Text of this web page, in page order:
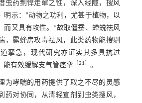
虫药剽悍走窜之性，深入经隧，搜风
明示：“动物之功利，尤甚于植物，以
而又具有攻性。”故取僵蚕、蝉蜕祛风
，露蜂房攻毒祛风，此类药物能搜剔
挛急，现代研究亦证实其多具抗过
能有效缓解支气管痉挛
21 。
为哮喘的用药提供了取之不尽的灵感
药对协同，从清轻宣剂到虫类搜风，